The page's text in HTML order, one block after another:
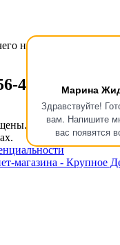
Марина
Здравствуйте!
вам. Напишите
вас появятся
не писал, стань
47
Информация
магазина - Крупное